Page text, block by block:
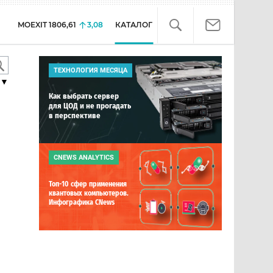
MOEXIT 1806,61 3,08 КАТАЛОГ
ТЕХНОЛОГИЯ МЕСЯЦА
Как выбрать сервер
для ЦОД и не прогадать
в перспективе
CNEWS ANALYTICS
Топ-10 сфер применения
квантовых компьютеров.
Инфографика CNews